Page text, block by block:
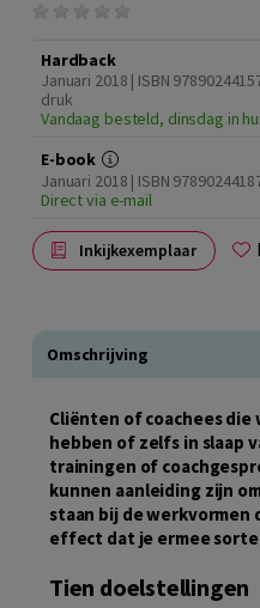
Hardback
Januari 2018 | ISBN
druk
Vandaag besteld, dinsdag in
E-book
Januari 2018 | ISBN
Direct via e-mail
Inkijkexemplaar
Omschrijving
Cliënten of coachees
hebben of zelfs in slaap
trainingen of
kunnen aanleiding zijn
staan bij de werkvormen
effect dat je ermee
Tien doelstellingen